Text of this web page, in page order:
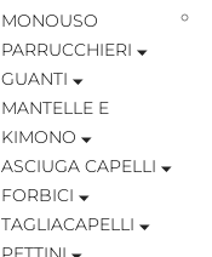
MONOUSO
PARRUCCHIERI
GUANTI
MANTELLE E
KIMONO
ASCIUGA CAPELLI
FORBICI
TAGLIACAPELLI